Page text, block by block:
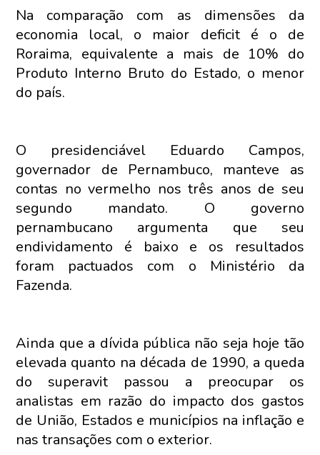
Na comparação com as dimensões da
economia local, o maior deficit é o de
Roraima, equivalente a mais de 10% do
Produto Interno Bruto do Estado, o menor
do país.
O presidenciável Eduardo Campos,
governador de Pernambuco, manteve as
contas no vermelho nos três anos de seu
segundo mandato. O governo
pernambucano argumenta que seu
endividamento é baixo e os resultados
foram pactuados com o Ministério da
Fazenda.
Ainda que a dívida pública não seja hoje tão
elevada quanto na década de 1990, a queda
do superavit passou a preocupar os
analistas em razão do impacto dos gastos
de União, Estados e municípios na inflação e
nas transações com o exterior.